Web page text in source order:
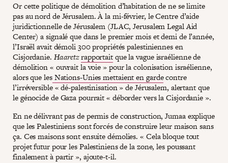
Or cette politique de démolition d’habitation de ne se limite
pas au nord de Jérusalem. À la mi-février, le Centre d’aide
juridictionnelle de Jérusalem (JLAC, Jerusalem Legal Aid
Center) a signalé que dans le premier mois et demi de l’année,
l’Israël avait démoli 300 propriétés palestiniennes en
Cisjordanie. Haaretzrapportaitque la vague israélienne de
démolition « ouvrait la voie » pour la colonisation israélienne,
alors que lesNations-Unies mettaient en gardecontre
l’irréversible « dé-palestinisation » de Jérusalem, alertant que
le génocide de Gaza pourrait « déborder vers la Cisjordanie ».
En ne délivrant pas de permis de construction, Jumaa explique
que les Palestiniens sont forcés de construire leur maison sans
ça. Ces maisons sont ensuite démolies. « Cela bloque tout
projet futur pour les Palestiniens de la zone, les poussant
finalement à partir », ajoute-t-il.